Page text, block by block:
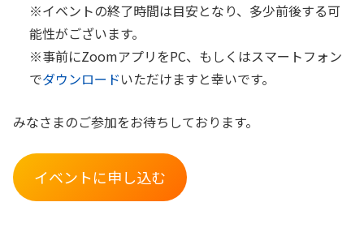
※イベントの終了時間は目安となり、多少前後する可
能性がございます。
※事前にZoomアプリをPC、もしくはスマートフォン
でダウンロードいただけますと幸いです。
みなさまのご参加をお待ちしております。
イベントに申し込む